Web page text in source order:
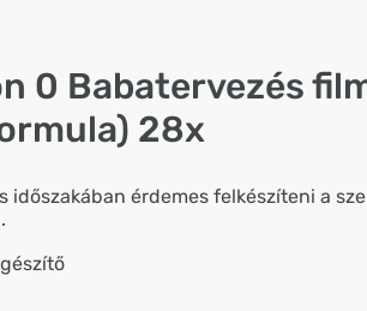
0 Babatervezés
28x
időszakában érdemes felkészíteni a